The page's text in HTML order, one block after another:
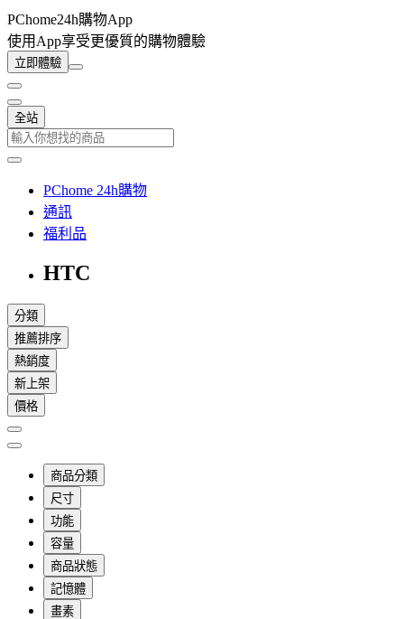
PChome24h購物App
使用App享受更優質的購物體驗
立即體驗
全站
PChome 24h購物
通訊
福利品
HTC
分類
推薦排序
熱銷度
新上架
價格
商品分類
尺寸
功能
容量
商品狀態
記憶體
畫素